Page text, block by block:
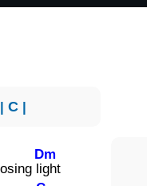
C|
li
Dm
ght